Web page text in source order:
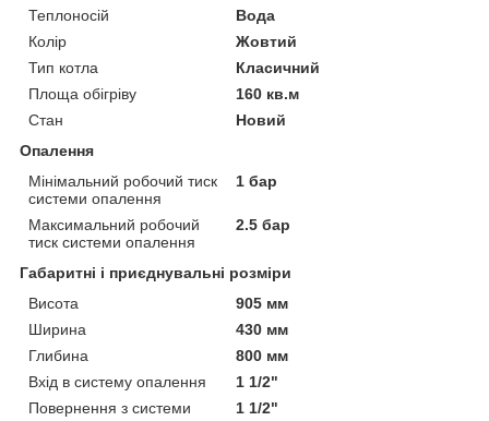
Теплоносій
Вода
Колір
Жовтий
Тип котла
Класичний
Площа обігріву
160 кв.м
Стан
Новий
Опалення
Мінімальний робочий тиск
системи опалення
1 бар
Максимальний робочий
тиск системи опалення
2.5 бар
Габаритні і приєднувальні розміри
Висота
905 мм
Ширина
430 мм
Глибина
800 мм
Вхід в систему опалення
1 1/2"
Повернення з системи
1 1/2"